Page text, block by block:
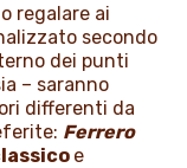
regalare ai
secondo
dei punti
– saranno
differenti da
Ferrero
e